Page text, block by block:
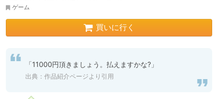
ゲーム
買いに行く
「11000円頂きましょう。払えますかな?」
出典：作品紹介ページより引用